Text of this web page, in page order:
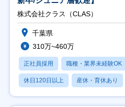
株式会社クラス（CLAS）
千葉県
310万~460万
正社員採用 職種・業界未経験OK
休日120日以上 産休・育休あり